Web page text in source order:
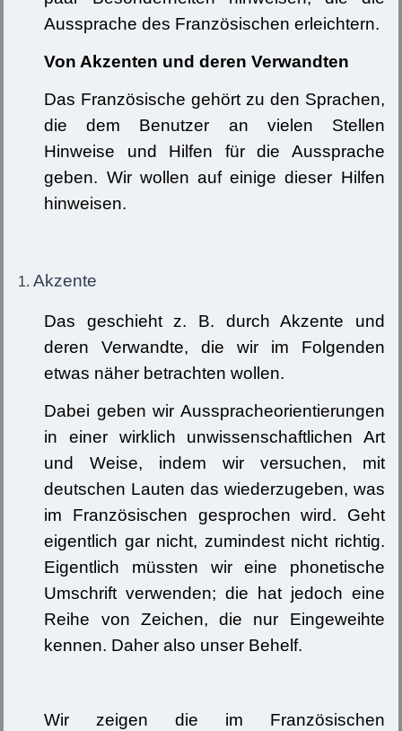
Aussprache des Französischen erleichtern.
Von Akzenten und deren Verwandten
Das Französische gehört zu den Sprachen,
die dem Benutzer an vielen Stellen
Hinweise und Hilfen für die Aussprache
geben. Wir wollen auf einige dieser Hilfen
hinweisen.
Akzente
Das geschieht z. B. durch Akzente und
deren Verwandte, die wir im Folgenden
etwas näher betrachten wollen.
Dabei geben wir Ausspracheorientierungen
in einer wirklich unwissenschaftlichen Art
und Weise, indem wir versuchen, mit
deutschen Lauten das wiederzugeben, was
im Französischen gesprochen wird. Geht
eigentlich gar nicht, zumindest nicht richtig.
Eigentlich müssten wir eine phonetische
Umschrift verwenden; die hat jedoch eine
Reihe von Zeichen, die nur Eingeweihte
kennen. Daher also unser Behelf.
Wir zeigen die im Französischen